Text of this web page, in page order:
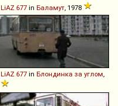
LiAZ 677 in Баламут, 1978
LiAZ 677 in Блондинка за углом,